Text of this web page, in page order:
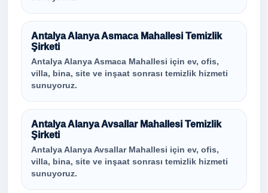
Antalya Alanya Asmaca Mahallesi Temizlik
Şirketi
Antalya Alanya Asmaca Mahallesi için ev, ofis,
villa, bina, site ve inşaat sonrası temizlik hizmeti
sunuyoruz.
Antalya Alanya Avsallar Mahallesi Temizlik
Şirketi
Antalya Alanya Avsallar Mahallesi için ev, ofis,
villa, bina, site ve inşaat sonrası temizlik hizmeti
sunuyoruz.